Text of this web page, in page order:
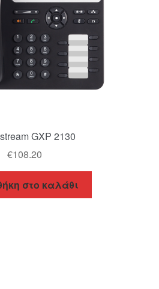
GXP 2130
€108.20
στο καλάθι